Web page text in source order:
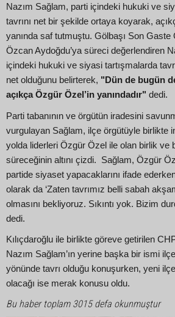
Nazım Sağlam, parti içindeki hukuki ve
tavrını net bir şekilde ortaya koyarak,
yanında saf tutmuştu. Gölbaşı Son Gaste
Özcan Aydoğdu’ya süreci değerlendiren
içindeki hukuki ve siyasi tartışmalarda
net olduğunu belirterek, "Dün de bugün
açıkça Özgür Özel’in yanındadır" dedi.
Parti tabanının ve örgütün iradesini
vurgulayan Sağlam, ilçe örgütüyle birlikte
yolda liderleri Özgür Özel ile olan birlik ve
süreceğinin altını çizdi. Sağlam, Özgür
partide siyaset yapacaklarını ifade
olarak da ‘Zaten tavrımız belli sabah
olmasını bekliyoruz. Sıkıntı yok. Bizim
dedi.
Kılıçdaroğlu ile birlikte göreve getirilen
Nazım Sağlam’ın yerine başka bir ismi
yönünde tavrı olduğu konuşurken, yeni
olacağı ise merak konusu oldu.
Bu haber toplam 3015 defa okunmuştur